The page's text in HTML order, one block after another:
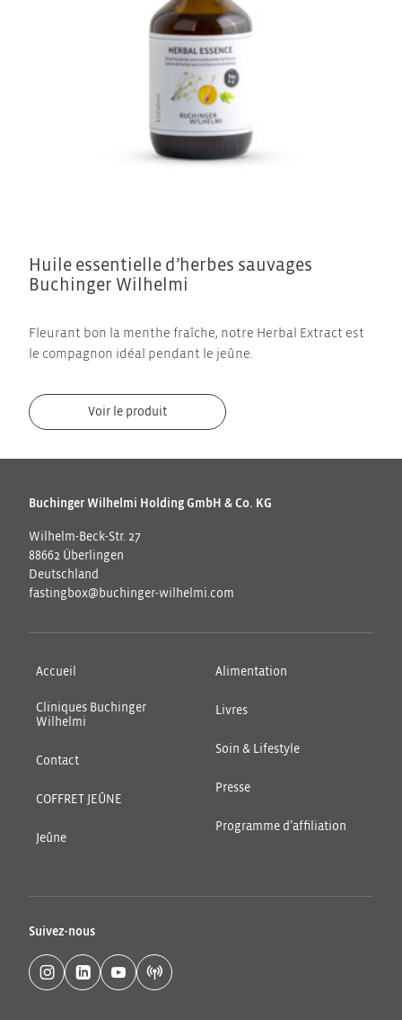
Huile essentielle d’herbes sauvages
Buchinger Wilhelmi
Fleurant bon la menthe fraîche, notre Herbal Extract est
le compagnon idéal pendant le jeûne.
Voir le produit
Buchinger Wilhelmi Holding GmbH & Co. KG
Wilhelm-Beck-Str. 27
88662 Überlingen
Deutschland
fastingbox@buchinger-wilhelmi.com
Accueil
Cliniques Buchinger
Wilhelmi
Contact
COFFRET JEÛNE
Jeûne
Alimentation
Livres
Soin & Lifestyle
Presse
Programme d’affiliation
Suivez-nous